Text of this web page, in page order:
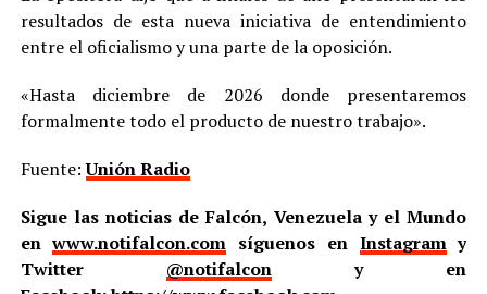
resultados de esta nueva iniciativa de entendimiento
entre el oficialismo y una parte de la oposición.
«Hasta diciembre de 2026 donde presentaremos
formalmente todo el producto de nuestro trabajo».
Fuente:Unión Radio
Sigue las noticias de Falcón, Venezuela y el Mundo
enwww.notifalcon.com síguenos en Instagramy
Twitter @notifalcony en